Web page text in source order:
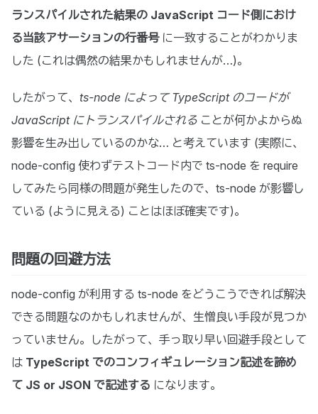
ランスパイルされた結果の JavaScript コード側におけ
る当該アサーションの行番号に一致することがわかりま
した (これは偶然の結果かもしれませんが…)。
したがって、 ts-node によって TypeScript のコードが
JavaScript にトランスパイルされる ことが何かよからぬ
影響を生み出しているのかな… と考えています (実際に、
node-config 使わずテストコード内で ts-node を require
してみたら同様の問題が発生したので、ts-node が影響し
ている (ように見える) ことはほぼ確実です)。
問題の回避方法
node-config が利用する ts-node をどうこうできれば解決
できる問題なのかもしれませんが、生憎良い手段が見つか
っていません。したがって、手っ取り早い回避手段として
は TypeScript でのコンフィギュレーション記述を諦め
て JS or JSON で記述する になります。